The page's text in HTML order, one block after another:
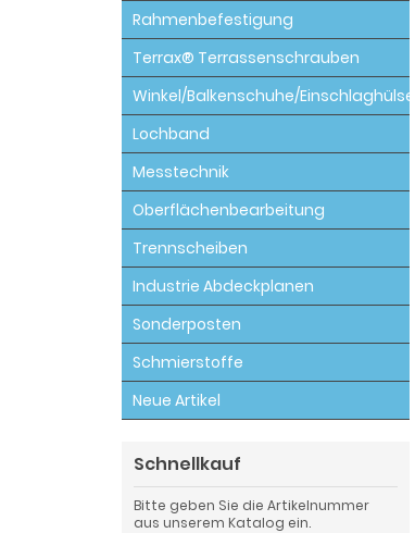
Rahmenbefestigung
Terrax® Terrassenschrauben
Winkel/Balkenschuhe/Einschlaghülsen
Lochband
Messtechnik
Oberflächenbearbeitung
Trennscheiben
Industrie Abdeckplanen
Sonderposten
Schmierstoffe
Neue Artikel
Schnellkauf
Bitte geben Sie die Artikelnummer
aus unserem Katalog ein.